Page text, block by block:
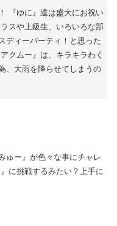
『ゆに』達は盛大にお祝い
スや上級生、いろいろな部
ディーパーティ！と思った
クムー』は、キラキラわく
、大雨を降らせてしまうの
ゅー』が色々な事にチャレ
に挑戦するみたい？上手に